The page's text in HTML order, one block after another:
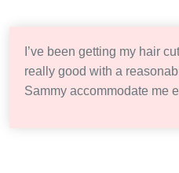
I’ve been getting my hair
really good with a
Sammy accommodate me